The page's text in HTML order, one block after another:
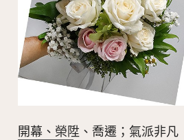
開幕、榮陞、喬遷；氣派非凡